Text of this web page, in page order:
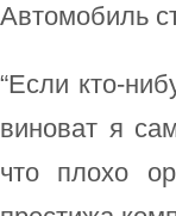
Автомобиль
“Если кто-
виноват я
что плохо